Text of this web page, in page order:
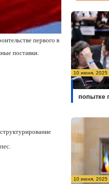
первого в
поставки.
10 июня, 2025
попытке
10 июня, 2025